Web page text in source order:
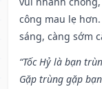
công mau lẹ
sáng, càng sớm
“Tốc Hỷ là bạn
Gặp trùng gặp